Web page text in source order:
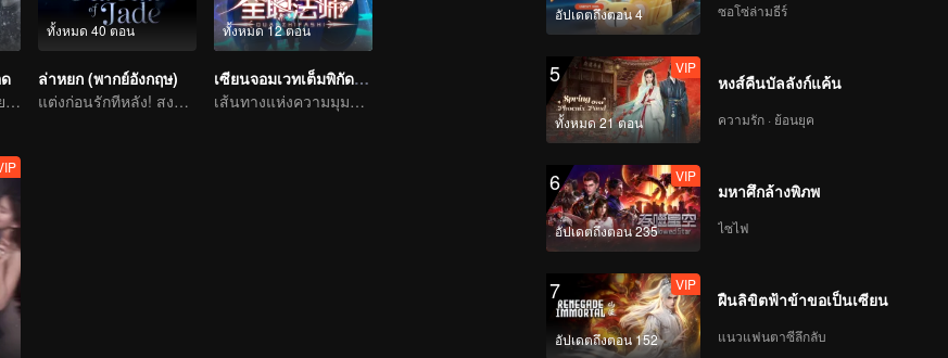
265
VIP
267
VIP
268
269
VIP
270
มือสังหารสาวงามค่อย ๆ ไล่ล่าองค์ชายแสนรัก
ทั้งหมด 40 ตอน
ล่าหยก (พากย์อังกฤษ)
แต่งก่อนรักทีหลัง! สงครามหลอมรักแท้
ทั้งหมด 12 ตอน
เซียนจอมเวทเต็มพิกัด ซีซัน1
เส้นทางแห่งความมุมานะในการฝึกพัฒนาตนเอง
อัปเดตถึงตอน 4 ซอโซ่ล่ามธีร์
5
ทั้งหมด 21 ตอน
VIP
หงส์คืนบัลลังก์แค้น
ความรัก · ย้อนยุค
6
อัปเดตถึงตอน 235
VIP
มหาศึกล้างพิภพ
ไซไฟ
7
อัปเดตถึงตอน 152
VIP
ฝืนลิขิตฟ้าข้าขอเป็นเซียน
แนวแฟนตาซีลึกลับ